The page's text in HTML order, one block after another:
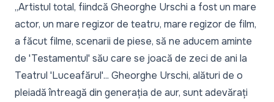
„Artistul total, fiindcă Gheorghe Urschi a fost un mare
actor, un mare regizor de teatru, mare regizor de film,
a făcut filme, scenarii de piese, să ne aducem aminte
de 'Testamentul' său care se joacă de zeci de ani la
Teatrul 'Luceafărul'... Gheorghe Urschi, alături de o
pleiadă întreagă din generația de aur, sunt adevărați